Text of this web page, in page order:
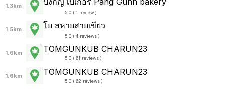
1.3km
5.0 ( 1 review )
1.5km โย สหายสายเขียว
5.0 ( 4 reviews )
1.6km TOMGUNKUB CHARUN23
5.0 ( 61 reviews )
1.6km TOMGUNKUB CHARUN23
5.0 ( 62 reviews )